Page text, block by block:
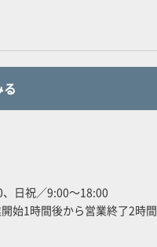
日祝／9:00～18:00
始1時間後から営業終了2時間